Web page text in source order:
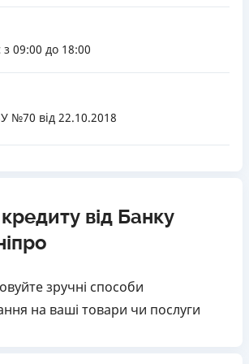
09:00 до 18:00
№70 від 22.10.2018
від Банку
зручні способи
на ваші товари чи послуги